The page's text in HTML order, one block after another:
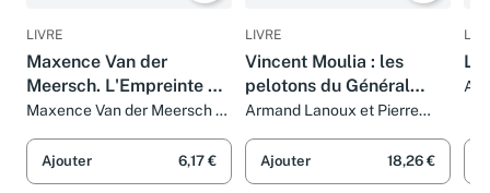
LIVRE
Maxence Van der
Meersch. L'Empreinte du
dieu : . Suivi de la Maison
d'Armand Lanoux.
Illustrations de Jean-
Maxence Van der Meersch et
Ajouter 6,17 €
LIVRE
Vincent Moulia : les
pelotons du Général
Pétain
Armand Lanoux et Pierre
Ajouter 18,26 €